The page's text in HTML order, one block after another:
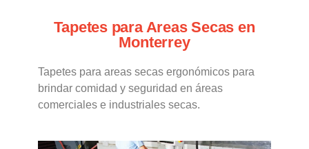
Tapetes para Areas Secas en
Monterrey
Tapetes para areas secas ergonómicos para
brindar comidad y seguridad en áreas
comerciales e industriales secas.